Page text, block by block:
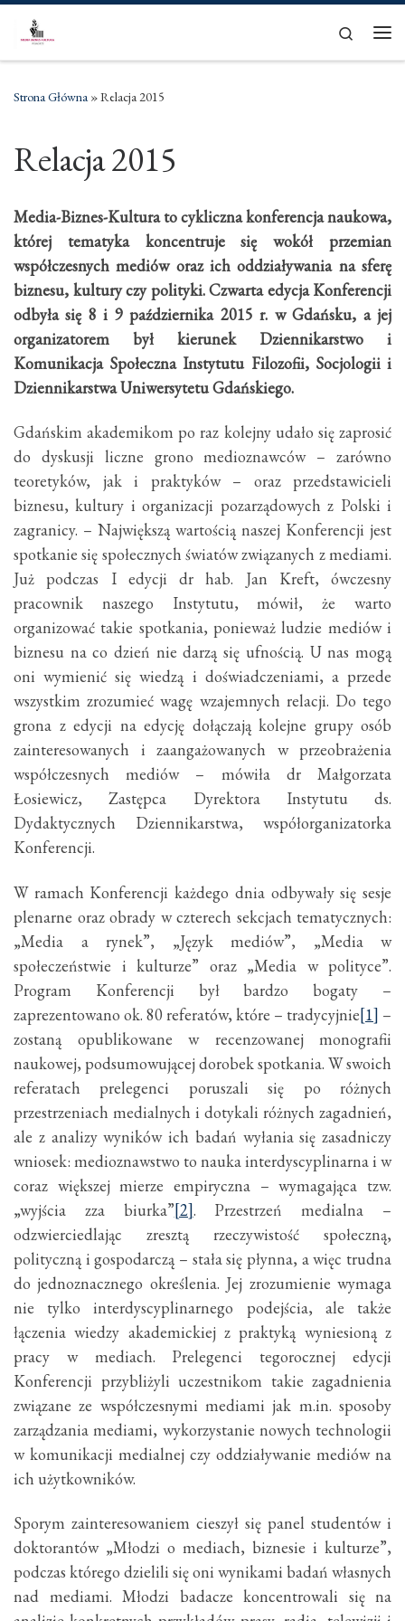
Skip to content
Search
Strona Główna »Relacja 2015
Relacja 2015
Media-Biznes-Kultura to cykliczna konferencja naukowa,
której tematyka koncentruje się wokół przemian
współczesnych mediów oraz ich oddziaływania na sferę
biznesu, kultury czy polityki. Czwarta edycja Konferencji
odbyła się 8 i 9 października 2015 r. w Gdańsku, a jej
organizatorem był kierunek Dziennikarstwo i
Komunikacja Społeczna Instytutu Filozofii, Socjologii i
Dziennikarstwa Uniwersytetu Gdańskiego.
Gdańskim akademikom po raz kolejny udało się zaprosić
do dyskusji liczne grono medioznawców – zarówno
teoretyków, jak i praktyków – oraz przedstawicieli
biznesu, kultury i organizacji pozarządowych z Polski i
zagranicy. – Największą wartością naszej Konferencji jest
spotkanie się społecznych światów związanych z mediami.
Już podczas I edycji dr hab. Jan Kreft, ówczesny
pracownik naszego Instytutu, mówił, że warto
organizować takie spotkania, ponieważ ludzie mediów i
biznesu na co dzień nie darzą się ufnością. U nas mogą
oni wymienić się wiedzą i doświadczeniami, a przede
wszystkim zrozumieć wagę wzajemnych relacji. Do tego
grona z edycji na edycję dołączają kolejne grupy osób
zainteresowanych i zaangażowanych w przeobrażenia
współczesnych mediów – mówiła dr Małgorzata
Łosiewicz, Zastępca Dyrektora Instytutu ds.
Dydaktycznych Dziennikarstwa, współorganizatorka
Konferencji.
W ramach Konferencji każdego dnia odbywały się sesje
plenarne oraz obrady w czterech sekcjach tematycznych:
„Media a rynek”, „Język mediów”, „Media w
społeczeństwie i kulturze” oraz „Media w polityce”.
Program Konferencji był bardzo bogaty –
zaprezentowano ok. 80 referatów, które – tradycyjnie[1] –
zostaną opublikowane w recenzowanej monografii
naukowej, podsumowującej dorobek spotkania. W swoich
referatach prelegenci poruszali się po różnych
przestrzeniach medialnych i dotykali różnych zagadnień,
ale z analizy wyników ich badań wyłania się zasadniczy
wniosek: medioznawstwo to nauka interdyscyplinarna i w
coraz większej mierze empiryczna – wymagająca tzw.
„wyjścia zza biurka”[2]. Przestrzeń medialna –
odzwierciedlając zresztą rzeczywistość społeczną,
polityczną i gospodarczą – stała się płynna, a więc trudna
do jednoznacznego określenia. Jej zrozumienie wymaga
nie tylko interdyscyplinarnego podejścia, ale także
łączenia wiedzy akademickiej z praktyką wyniesioną z
pracy w mediach. Prelegenci tegorocznej edycji
Konferencji przybliżyli uczestnikom takie zagadnienia
związane ze współczesnymi mediami jak m.in. sposoby
zarządzania mediami, wykorzystanie nowych technologii
w komunikacji medialnej czy oddziaływanie mediów na
ich użytkowników.
Sporym zainteresowaniem cieszył się panel studentów i
doktorantów „Młodzi o mediach, biznesie i kulturze”,
podczas którego dzielili się oni wynikami badań własnych
nad mediami. Młodzi badacze koncentrowali się na